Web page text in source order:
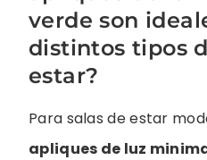
verde son
distintos tipos
estar?
Para salas de estar
apliques de luz